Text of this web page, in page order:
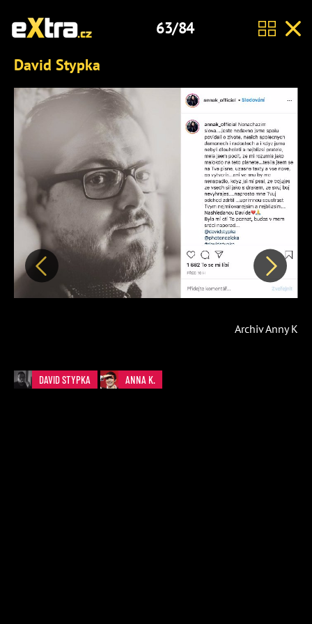
63/84
David Stypka
Předchozí Další
Archiv Anny K
DAVID STYPKA ANNA K.